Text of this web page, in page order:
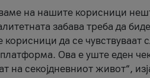
на нашите корисници
забава треба да
да се чувствуваат
Ова е уште еден
на секојдневниот живот“,